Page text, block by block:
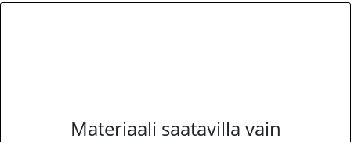
Materiaali saatavilla vain